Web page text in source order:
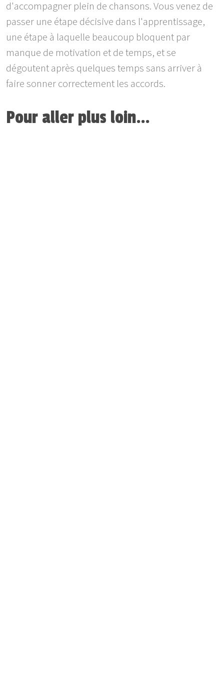
d'accompagner plein de chansons. Vous venez de
passer une étape décisive dans l'apprentissage,
une étape à laquelle beaucoup bloquent par
manque de motivation et de temps, et se
dégoutent après quelques temps sans arriver à
faire sonner correctement les accords.
Pour aller plus loin…